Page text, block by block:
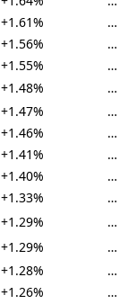
+1.61%
…
+1.56%
…
+1.55%
…
+1.48%
…
+1.47%
…
+1.46%
…
+1.41%
…
+1.40%
…
+1.33%
…
+1.29%
…
+1.29%
…
+1.28%
…
+1.26%
…